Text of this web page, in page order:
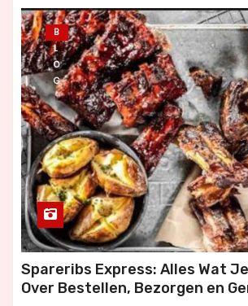
B
L
O
G
Spareribs Express: Alles Wat
Over Bestellen, Bezorgen en